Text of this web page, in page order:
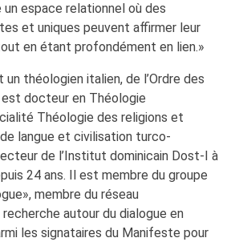
espace relationnel où des
et uniques peuvent affirmer leur
en étant profondément en lien.»
un théologien italien, de l’Ordre des
docteur en Théologie
Théologie des religions et
langue et civilisation turco-
de l’Institut dominicain Dost-I à
24 ans. Il est membre du groupe
membre du réseau
autour du dialogue en
les signataires du Manifeste pour